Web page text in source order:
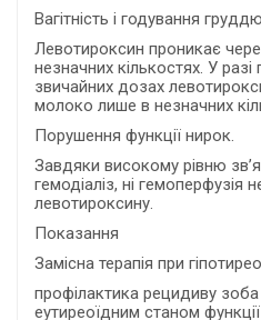
Вагітність і годування
Левотироксин проникає
незначних кількостях. У
звичайних дозах
молоко лише в незначних
Порушення функції нирок.
Завдяки високому рівню
гемодіаліз, ні гемоперфузія
левотироксину.
Показання
Замісна терапія при
профілактика рецидиву зоба
еутиреоїдним станом